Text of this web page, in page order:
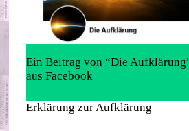
Ein Beitrag von “Die
aus Facebook
Erklärung zur Aufklärung